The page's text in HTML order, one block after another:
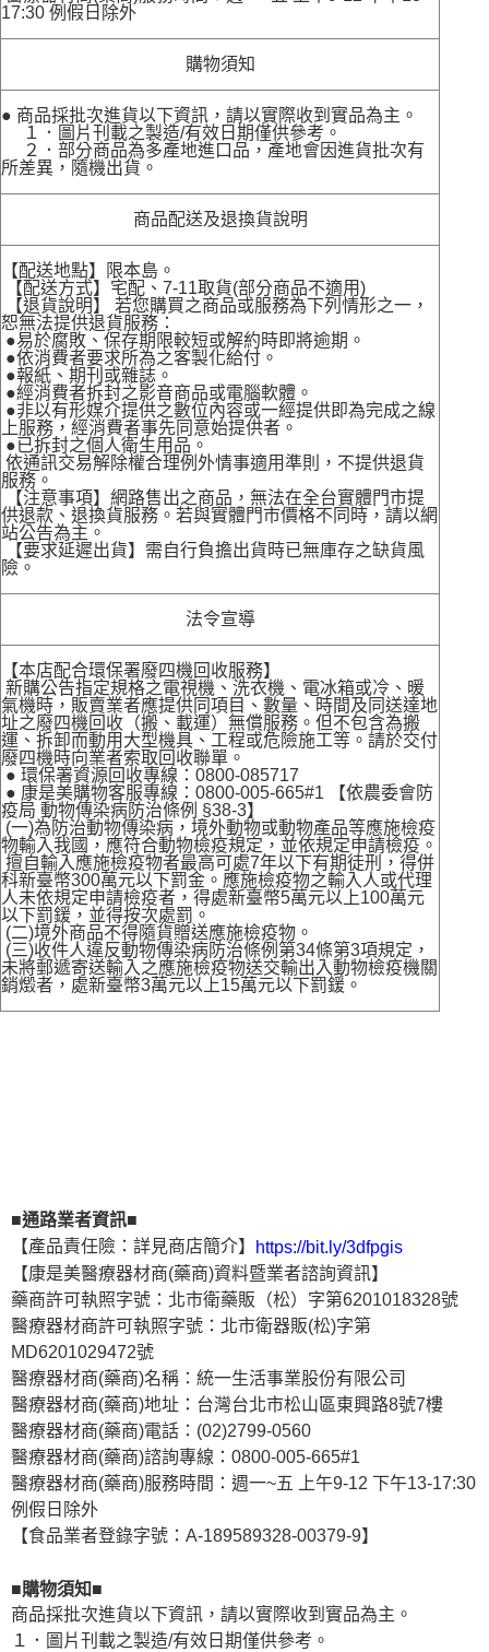
17:30 例假日除外
購物須知
● 商品採批次進貨以下資訊，請以實際收到實品為主。
１．圖片刊載之製造/有效日期僅供參考。
２．部分商品為多產地進口品，產地會因進貨批次有
所差異，隨機出貨。
商品配送及退換貨說明
【配送地點】限本島。
【配送方式】宅配、7-11取貨(部分商品不適用)
【退貨說明】 若您購買之商品或服務為下列情形之一，
恕無法提供退貨服務：
●易於腐敗、保存期限較短或解約時即將逾期。
●依消費者要求所為之客製化給付。
●報紙、期刊或雜誌。
●經消費者拆封之影音商品或電腦軟體。
●非以有形媒介提供之數位內容或一經提供即為完成之線
上服務，經消費者事先同意始提供者。
●已拆封之個人衛生用品。
依通訊交易解除權合理例外情事適用準則，不提供退貨
服務。
【注意事項】網路售出之商品，無法在全台實體門市提
供退款、退換貨服務。若與實體門市價格不同時，請以網
站公告為主。
【要求延遲出貨】需自行負擔出貨時已無庫存之缺貨風
險。
法令宣導
【本店配合環保署廢四機回收服務】
新購公告指定規格之電視機、洗衣機、電冰箱或冷、暖
氣機時，販賣業者應提供同項目、數量、時間及同送達地
址之廢四機回收（搬、載運）無償服務。但不包含為搬
運、拆卸而動用大型機具、工程或危險施工等。請於交付
廢四機時向業者索取回收聯單。
● 環保署資源回收專線：0800-085717
● 康是美購物客服專線：0800-005-665#1 【依農委會防
疫局 動物傳染病防治條例 §38-3】
(一)為防治動物傳染病，境外動物或動物產品等應施檢疫
物輸入我國，應符合動物檢疫規定，並依規定申請檢疫。
擅自輸入應施檢疫物者最高可處7年以下有期徒刑，得併
科新臺幣300萬元以下罰金。應施檢疫物之輸入人或代理
人未依規定申請檢疫者，得處新臺幣5萬元以上100萬元
以下罰鍰，並得按次處罰。
(二)境外商品不得隨貨贈送應施檢疫物。
(三)收件人違反動物傳染病防治條例第34條第3項規定，
未將郵遞寄送輸入之應施檢疫物送交輸出入動物檢疫機關
銷燬者，處新臺幣3萬元以上15萬元以下罰鍰。
■通路業者資訊■
【產品責任險：詳見商店簡介】
https://bit.ly/3dfpgis
【康是美醫療器材商(藥商)資料暨業者諮詢資訊】
藥商許可執照字號：北市衛藥販（松）字第6201018328號
醫療器材商許可執照字號：北市衛器販(松)字第
MD6201029472號
醫療器材商(藥商)名稱：統一生活事業股份有限公司
醫療器材商(藥商)地址：台灣台北市松山區東興路8號7樓
醫療器材商(藥商)電話：(02)2799-0560
醫療器材商(藥商)諮詢專線：0800-005-665#1
醫療器材商(藥商)服務時間：週一~五 上午9-12 下午13-17:30
例假日除外
【食品業者登錄字號：A-189589328-00379-9】
■購物須知■
商品採批次進貨以下資訊，請以實際收到實品為主。
１．圖片刊載之製造/有效日期僅供參考。